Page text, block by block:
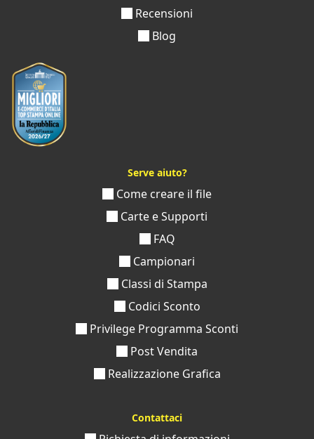
Recensioni
Blog
Serve aiuto?
Come creare il file
Carte e Supporti
FAQ
Campionari
Classi di Stampa
Codici Sconto
Privilege Programma Sconti
Post Vendita
Realizzazione Grafica
Contattaci